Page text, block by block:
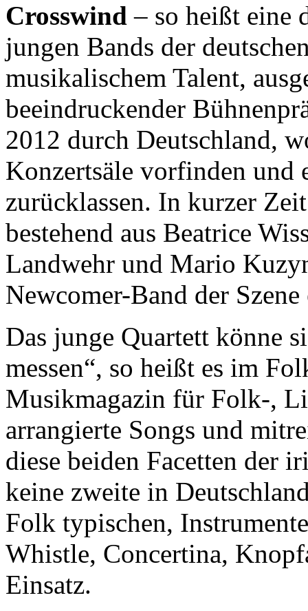
Crosswind – so heißt eine
jungen Bands der
musikalischem Talent,
beeindruckender
2012 durch Deutschland,
Konzertsäle vorfinden und
zurücklassen. In kurzer
bestehend aus Beatrice
Landwehr und Mario
Newcomer-Band der
Das junge Quartett könne
messen“, so heißt es im
Musikmagazin für Folk-,
arrangierte Songs und
diese beiden Facetten der
keine zweite in
Folk typischen,
Whistle, Concertina,
Einsatz.